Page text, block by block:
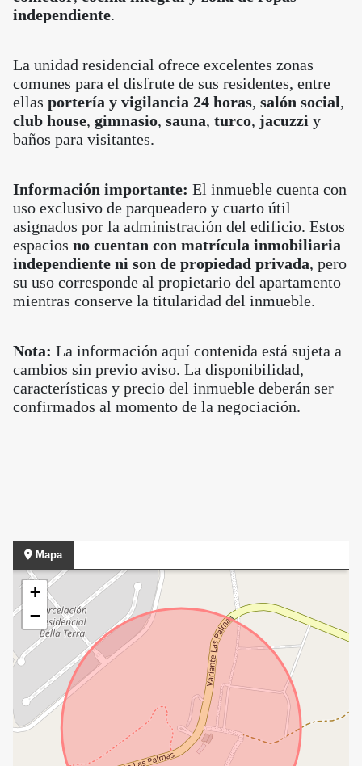
independiente.
La unidad residencial ofrece excelentes zonas
comunes para el disfrute de sus residentes, entre
ellas portería y vigilancia 24 horas, salón social,
club house, gimnasio, sauna, turco, jacuzzi y
baños para visitantes.
Información importante: El inmueble cuenta con
uso exclusivo de parqueadero y cuarto útil
asignados por la administración del edificio. Estos
espacios no cuentan con matrícula inmobiliaria
independiente ni son de propiedad privada, pero
su uso corresponde al propietario del apartamento
mientras conserve la titularidad del inmueble.
Nota: La información aquí contenida está sujeta a
cambios sin previo aviso. La disponibilidad,
características y precio del inmueble deberán ser
confirmados al momento de la negociación.
Mapa
+
−